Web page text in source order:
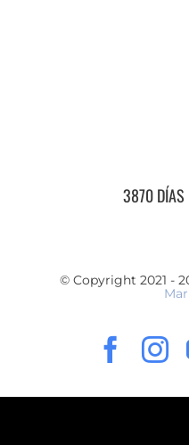
3870 DÍAS
© Copyright 2021 -